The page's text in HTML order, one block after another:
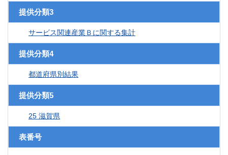
提供分類3
サービス関連産業Ｂに関する集計
提供分類4
都道府県別結果
提供分類5
25 滋賀県
表番号